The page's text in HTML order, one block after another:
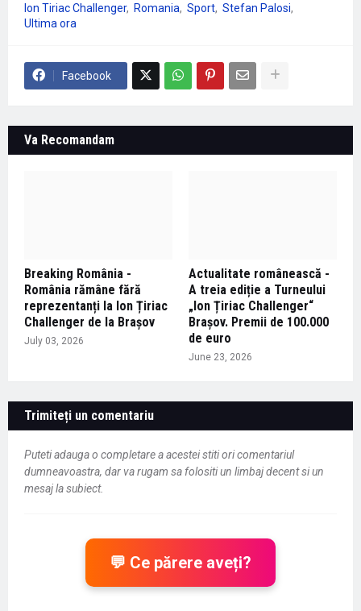
Ion Tiriac Challenger
Romania Sport Stefan Palosi
Ultima ora
Facebook
Va Recomandam
Breaking România -
România rămâne fără
reprezentanți la Ion Țiriac
Challenger de la Brașov
July 03, 2026
Actualitate românească -
A treia ediție a Turneului
„Ion Țiriac Challenger“
Brașov. Premii de 100.000
de euro
June 23, 2026
Trimiteți un comentariu
Puteti adauga o completare a acestei stiti ori comentariul
dumneavoastra, dar va rugam sa folositi un limbaj decent si un
mesaj la subiect.
💬 Ce părere aveți?